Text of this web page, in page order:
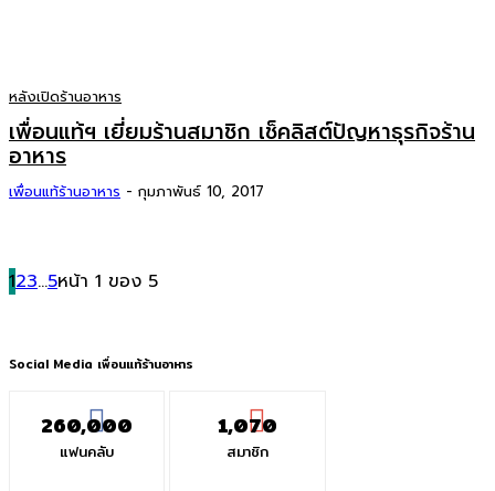
หลังเปิดร้านอาหาร
เพื่อนแท้ฯ เยี่ยมร้านสมาชิก เช็คลิสต์ปัญหาธุรกิจร้าน
อาหาร
เพื่อนแท้ร้านอาหาร - กุมภาพันธ์ 10, 2017
123...5หน้า 1 ของ 5
Social Media เพื่อนแท้ร้านอาหาร
260,000
แฟนคลับ
1,070
สมาชิก